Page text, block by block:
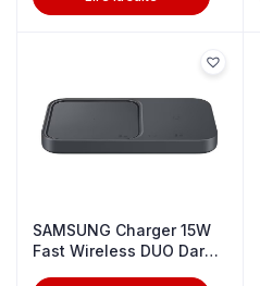
SAMSUNG Charger 15W
Fast Wireless DUO Dark